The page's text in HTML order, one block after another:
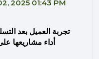
2025 01:43 PM
تجربة العميل بعد